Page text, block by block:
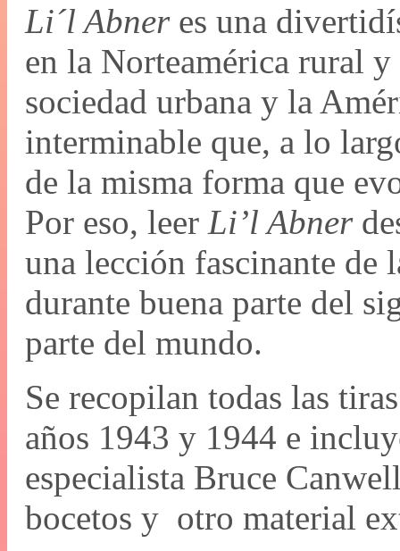
Li´l Abneres una
en la Norteamérica rural
sociedad urbana y la
interminable que, a lo
de la misma forma que
Por eso, leer Li’l Abner
una lección fascinante de
durante buena parte del
parte del mundo.
Se recopilan todas las
años 1943 y 1944 e
especialista Bruce
bocetos y otro material